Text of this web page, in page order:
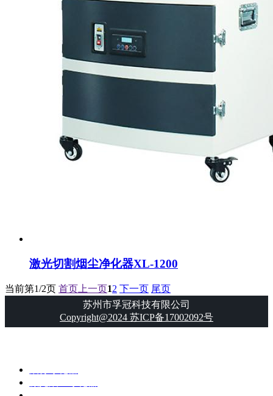
激光切割烟尘净化器XL-1200
当前第1/2页 首页 上一页12 下一页 尾页
苏州市孚冠科技有限公司
Copyright@2024 苏ICP备17002092号